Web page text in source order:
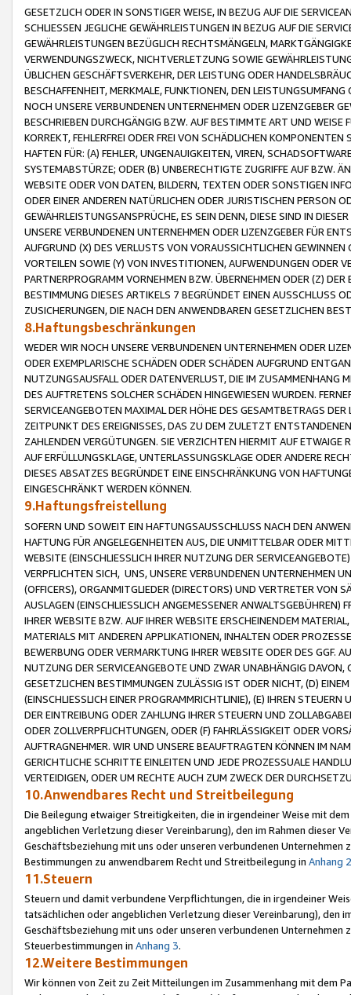
GESETZLICH ODER IN SONSTIGER WEISE, IN BEZUG AUF DIE
SCHLIESSEN JEGLICHE GEWÄHRLEISTUNGEN IN BEZUG AUF DIE
GEWÄHRLEISTUNGEN BEZÜGLICH RECHTSMÄNGELN,
VERWENDUNGSZWECK, NICHTVERLETZUNG SOWIE
ÜBLICHEN GESCHÄFTSVERKEHR, DER LEISTUNG ODER
BESCHAFFENHEIT, MERKMALE, FUNKTIONEN, DEN
NOCH UNSERE VERBUNDENEN UNTERNEHMEN ODER LIZENZGEBER
BESCHRIEBEN DURCHGÄNGIG BZW. AUF BESTIMMTE ART UND
KORREKT, FEHLERFREI ODER FREI VON SCHÄDLICHEN
HAFTEN FÜR: (A) FEHLER, UNGENAUIGKEITEN, VIREN,
SYSTEMABSTÜRZE; ODER (B) UNBERECHTIGTE ZUGRIFFE AUF BZW.
WEBSITE ODER VON DATEN, BILDERN, TEXTEN ODER SONSTIGEN
ODER EINER ANDEREN NATÜRLICHEN ODER JURISTISCHEN PERSON
GEWÄHRLEISTUNGSANSPRÜCHE, ES SEIN DENN, DIESE SIND IN
UNSERE VERBUNDENEN UNTERNEHMEN ODER LIZENZGEBER FÜR
AUFGRUND (X) DES VERLUSTS VON VORAUSSICHTLICHEN
VORTEILEN SOWIE (Y) VON INVESTITIONEN, AUFWENDUNGEN ODER
PARTNERPROGRAMM VORNEHMEN BZW. ÜBERNEHMEN ODER (Z)
BESTIMMUNG DIESES ARTIKELS 7 BEGRÜNDET EINEN AUSSCHLUSS
ZUSICHERUNGEN, DIE NACH DEN ANWENDBAREN GESETZLICHEN
8.Haftungsbeschränkungen
WEDER WIR NOCH UNSERE VERBUNDENEN UNTERNEHMEN ODER
ODER EXEMPLARISCHE SCHÄDEN ODER SCHÄDEN AUFGRUND
NUTZUNGSAUSFALL ODER DATENVERLUST, DIE IM ZUSAMMENHANG
DES AUFTRETENS SOLCHER SCHÄDEN HINGEWIESEN WURDEN.
SERVICEANGEBOTEN MAXIMAL DER HÖHE DES GESAMTBETRAGS
ZEITPUNKT DES EREIGNISSES, DAS ZU DEM ZULETZT
ZAHLENDEN VERGÜTUNGEN. SIE VERZICHTEN HIERMIT AUF
AUF ERFÜLLUNGSKLAGE, UNTERLASSUNGSKLAGE ODER ANDERE
DIESES ABSATZES BEGRÜNDET EINE EINSCHRÄNKUNG VON
EINGESCHRÄNKT WERDEN KÖNNEN.
9.Haftungsfreistellung
SOFERN UND SOWEIT EIN HAFTUNGSAUSSCHLUSS NACH DEN
HAFTUNG FÜR ANGELEGENHEITEN AUS, DIE UNMITTELBAR ODER
WEBSITE (EINSCHLIESSLICH IHRER NUTZUNG DER
VERPFLICHTEN SICH, UNS, UNSERE VERBUNDENEN UNTERNEHMEN
(OFFICERS), ORGANMITGLIEDER (DIRECTORS) UND VERTRETER VON
AUSLAGEN (EINSCHLIESSLICH ANGEMESSENER
IHRER WEBSITE BZW. AUF IHRER WEBSITE ERSCHEINENDEM
MATERIALS MIT ANDEREN APPLIKATIONEN, INHALTEN ODER
BEWERBUNG ODER VERMARKTUNG IHRER WEBSITE ODER DES GGF.
NUTZUNG DER SERVICEANGEBOTE UND ZWAR UNABHÄNGIG
GESETZLICHEN BESTIMMUNGEN ZULÄSSIG IST ODER NICHT, (D)
(EINSCHLIESSLICH EINER PROGRAMMRICHTLINIE), (E) IHREN
DER EINTREIBUNG ODER ZAHLUNG IHRER STEUERN UND
ODER ZOLLVERPFLICHTUNGEN, ODER (F) FAHRLÄSSIGKEIT ODER
AUFTRAGNEHMER. WIR UND UNSERE BEAUFTRAGTEN KÖNNEN IM
GERICHTLICHE SCHRITTE EINLEITEN UND JEDE PROZESSUALE
VERTEIDIGEN, ODER UM RECHTE AUCH ZUM ZWECK DER
10.Anwendbares Recht und Streitbeilegung
Die Beilegung etwaiger Streitigkeiten, die in irgendeiner Weise mit
angeblichen Verletzung dieser Vereinbarung), den im Rahmen dieser
Geschäftsbeziehung mit uns oder unseren verbundenen
Bestimmungen zu anwendbarem Recht und Streitbeilegung in Anhang 2
11.Steuern
Steuern und damit verbundene Verpflichtungen, die in irgendeiner
tatsächlichen oder angeblichen Verletzung dieser Vereinbarung), den
Geschäftsbeziehung mit uns oder unseren verbundenen
Steuerbestimmungen in Anhang 3.
12.Weitere Bestimmungen
Wir können von Zeit zu Zeit Mitteilungen im Zusammenhang mit dem